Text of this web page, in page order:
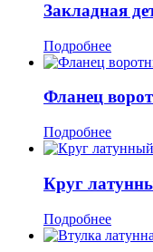
Закладная
Подробнее
Фланец
Подробнее
Круг
Подробнее